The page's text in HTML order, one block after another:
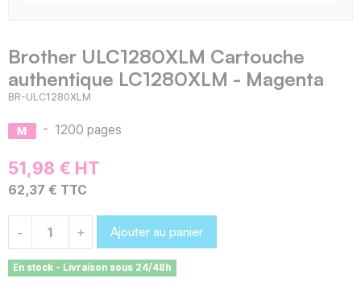
Brother ULC1280XLM Cartouche
authentique LC1280XLM - Magenta
BR-ULC1280XLM
- 1200 pages
51,98 € HT
62,37 € TTC
- + Ajouter au panier
En stock - Livraison sous 24/48h